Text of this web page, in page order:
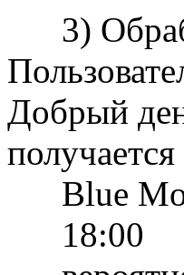
3)
Добрый
Blue
18:00